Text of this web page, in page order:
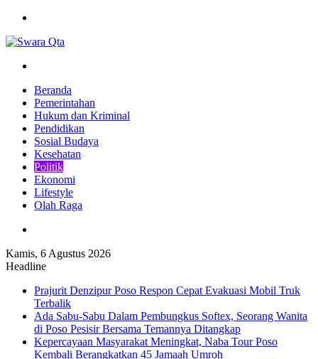
Beranda
Pemerintahan
Hukum dan Kriminal
Pendidikan
Sosial Budaya
Kesehatan
Politik
Ekonomi
Lifestyle
Olah Raga
Kamis, 6 Agustus 2026
Headline
Prajurit Denzipur Poso Respon Cepat Evakuasi Mobil Truk
Terbalik
Ada Sabu-Sabu Dalam Pembungkus Softex, Seorang Wanita
di Poso Pesisir Bersama Temannya Ditangkap
Kepercayaan Masyarakat Meningkat, Naba Tour Poso
Kembali Berangkatkan 45 Jamaah Umroh